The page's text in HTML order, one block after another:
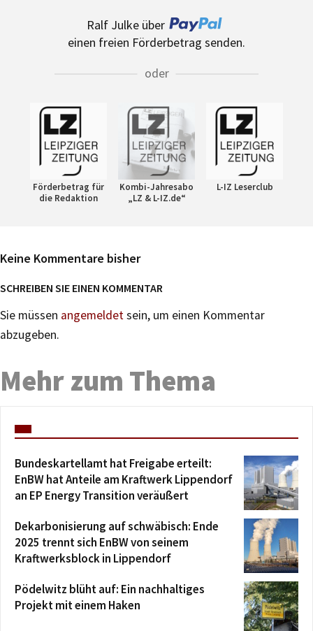
Ralf Julke über
einen freien Förderbetrag senden.
oder
Förderbetrag für
die Redaktion
Kombi-Jahresabo
„LZ & L-IZ.de“
L-IZ Leserclub
Keine Kommentare bisher
SCHREIBEN SIE EINEN KOMMENTAR
Sie müssen angemeldetsein, um einen Kommentar
abzugeben.
Mehr zum Thema
Bundeskartellamt hat Freigabe erteilt:
EnBW hat Anteile am Kraftwerk Lippendorf
an EP Energy Transition veräußert
Dekarbonisierung auf schwäbisch: Ende
2025 trennt sich EnBW von seinem
Kraftwerksblock in Lippendorf
Pödelwitz blüht auf: Ein nachhaltiges
Projekt mit einem Haken